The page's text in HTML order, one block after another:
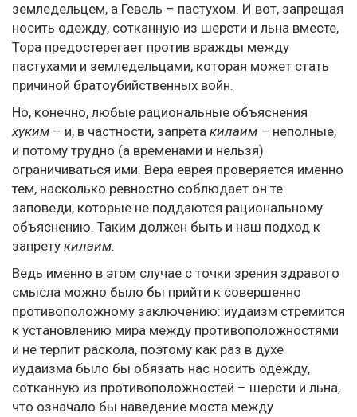
земледельцем, а Гевель – пастухом. И вот, запрещая
носить одежду, сотканную из шерсти и льна вместе,
Тора предостерегает против вражды между
пастухами и земледельцами, которая может стать
причиной братоубийственных войн.
Но, конечно, любые рациональные объяснения
хуким – и, в частности, запрета килаим – неполные,
и потому трудно (а временами и нельзя)
ограничиваться ими. Вера еврея проверяется именно
тем, насколько ревностно соблюдает он те
заповеди, которые не поддаются рациональному
объяснению. Таким должен быть и наш подход к
запрету килаим.
Ведь именно в этом случае с точки зрения здравого
смысла можно было бы прийти к совершенно
противоположному заключению: иудаизм стремится
к установлению мира между противоположностями
и не терпит раскола, поэтому как раз в духе
иудаизма было бы обязать нас носить одежду,
сотканную из противоположностей – шерсти и льна,
что означало бы наведение моста между